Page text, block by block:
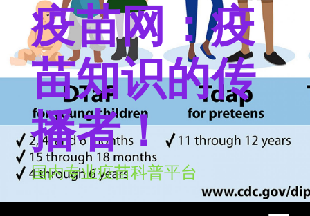
疫苗网：疫
苗知识的传
播者！
国内专业疫苗科普平台